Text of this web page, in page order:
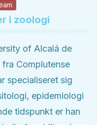
i zoologi
of Alcalá de
Complutense
specialiseret sig
epidemiologi
tidspunkt er han